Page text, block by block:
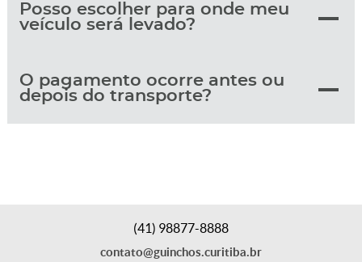
Posso escolher para onde meu
veículo será levado?
O pagamento ocorre antes ou
depois do transporte?
(41) 98877-8888
contato@guinchos.curitiba.br